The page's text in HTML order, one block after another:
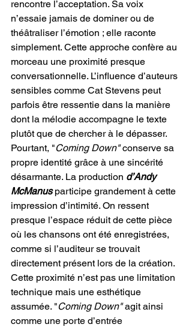
rencontre l’acceptation. Sa voix
n’essaie jamais de dominer ou de
théâtraliser l’émotion ; elle raconte
simplement. Cette approche confère au
morceau une proximité presque
conversationnelle. L’influence d’auteurs
sensibles comme Cat Stevens peut
parfois être ressentie dans la manière
dont la mélodie accompagne le texte
plutôt que de chercher à le dépasser.
Pourtant, "Coming Down" conserve sa
propre identité grâce à une sincérité
désarmante. La production d’Andy
McManus participe grandement à cette
impression d’intimité. On ressent
presque l’espace réduit de cette pièce
où les chansons ont été enregistrées,
comme si l’auditeur se trouvait
directement présent lors de la création.
Cette proximité n’est pas une limitation
technique mais une esthétique
assumée. "Coming Down" agit ainsi
comme une porte d’entrée